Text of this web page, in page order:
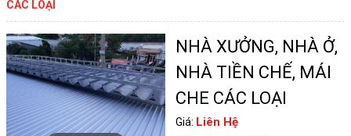
TIN TỨC
TUYỂN DỤNG
LIÊN HỆ
CÁC LOẠI
NHÀ XƯỞNG, NHÀ Ở,
NHÀ TIỀN CHẾ, MÁI
CHE CÁC LOẠI
Giá: Liên Hệ